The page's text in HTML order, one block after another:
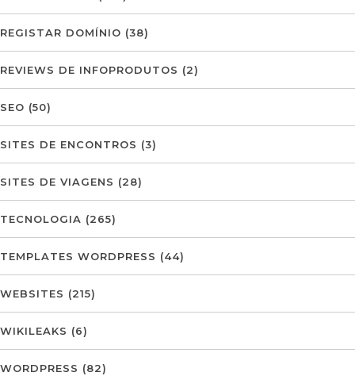
REGISTAR DOMÍNIO (38)
REVIEWS DE INFOPRODUTOS (2)
SEO (50)
SITES DE ENCONTROS (3)
SITES DE VIAGENS (28)
TECNOLOGIA (265)
TEMPLATES WORDPRESS (44)
WEBSITES (215)
WIKILEAKS (6)
WORDPRESS (82)